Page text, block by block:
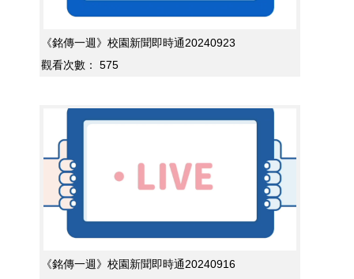
《銘傳一週》校園新聞即時通20240923
觀看次數：
575
《銘傳一週》校園新聞即時通20240916